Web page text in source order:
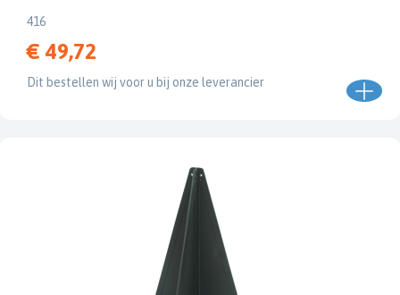
416
€ 49,72
Dit bestellen wij voor u bij onze leverancier